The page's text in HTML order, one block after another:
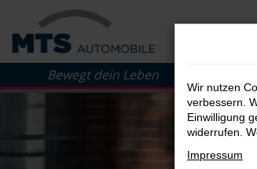
Zum
Hauptinhalt
springen
Wir nutzen
verbessern.
Einwilligung
widerrufen.
Impressum